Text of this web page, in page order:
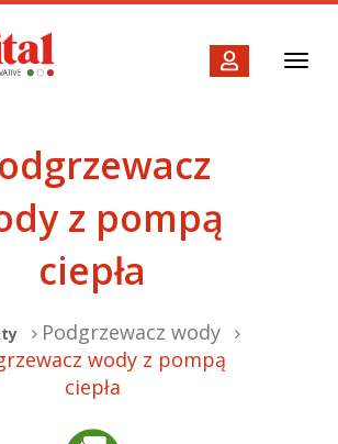
z pompą
ciepła
Podgrzewacz wody
wody z pompą
ciepła